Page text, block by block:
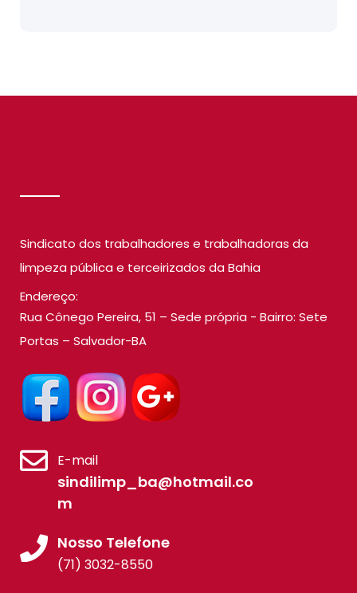
Sindicato dos trabalhadores e trabalhadoras da
limpeza pública e terceirizados da Bahia
Endereço:
Rua Cônego Pereira, 51 – Sede própria - Bairro: Sete
Portas – Salvador-BA
E-mail
sindilimp_ba@hotmail.co
m
Nosso Telefone
(71) 3032-8550